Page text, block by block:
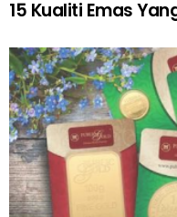
15 Kualiti Emas